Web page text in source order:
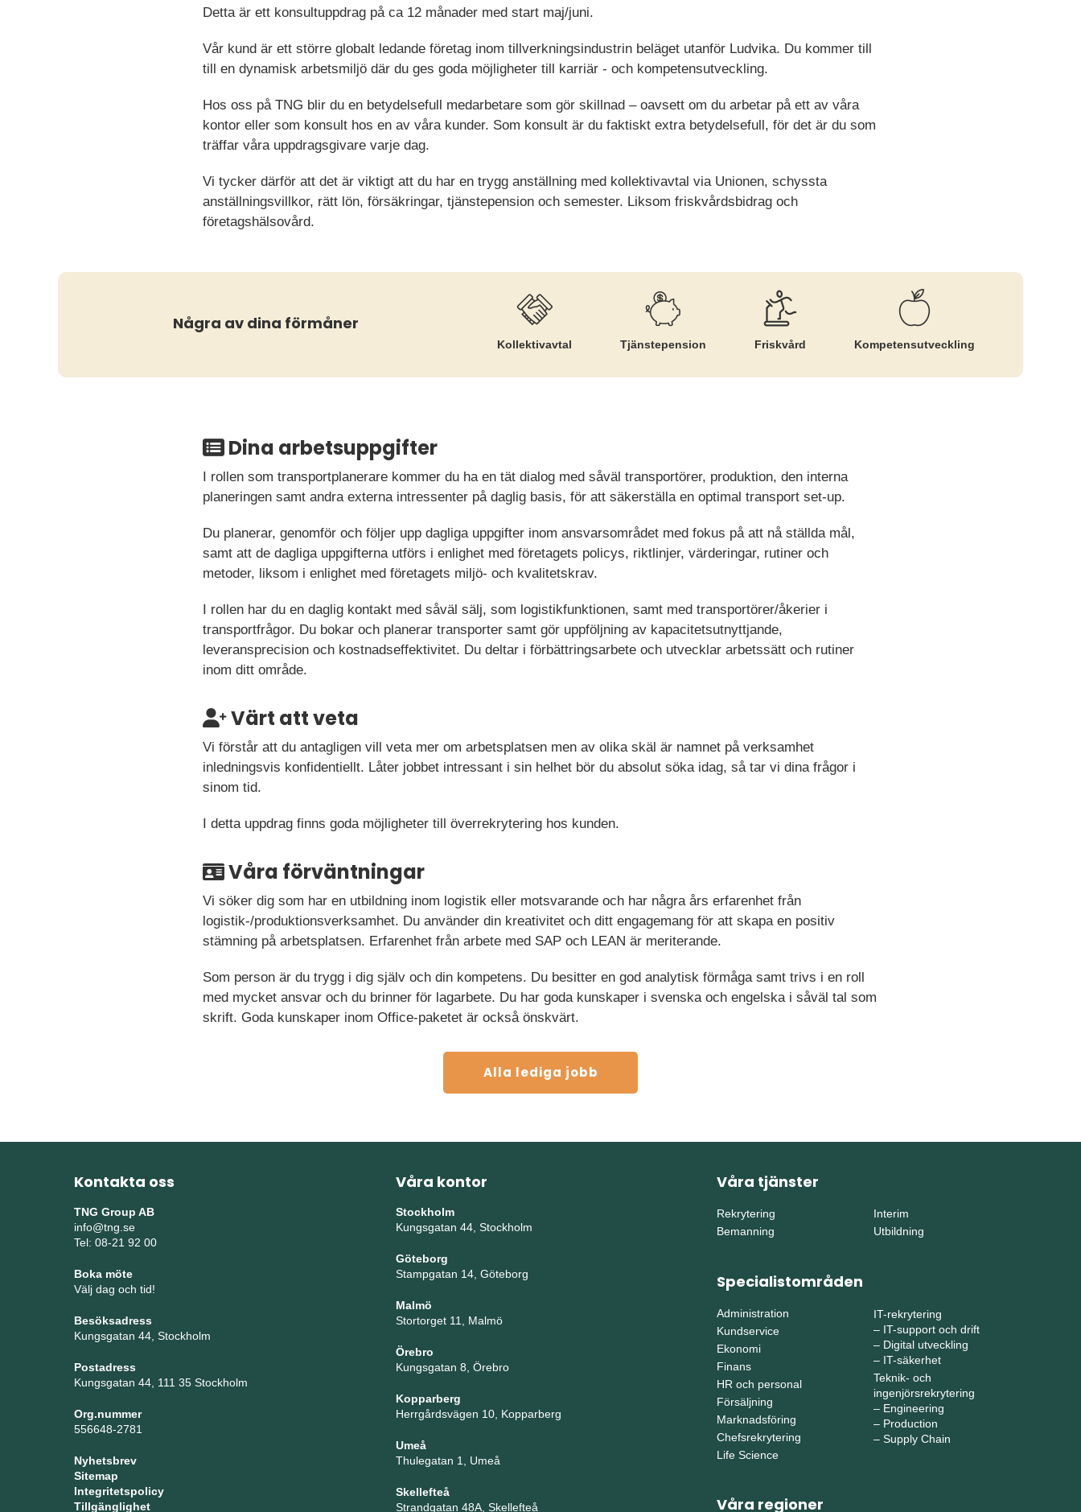
Detta är ett konsultuppdrag på ca 12 månader med start maj/juni.
Vår kund är ett större globalt ledande företag inom tillverkningsindustrin beläget utanför Ludvika. Du kommer till
till en dynamisk arbetsmiljö där du ges goda möjligheter till karriär - och kompetensutveckling.
Hos oss på TNG blir du en betydelsefull medarbetare som gör skillnad – oavsett om du arbetar på ett av våra
kontor eller som konsult hos en av våra kunder. Som konsult är du faktiskt extra betydelsefull, för det är du som
träffar våra uppdragsgivare varje dag.
Vi tycker därför att det är viktigt att du har en trygg anställning med kollektivavtal via Unionen, schyssta
anställningsvillkor, rätt lön, försäkringar, tjänstepension och semester. Liksom friskvårdsbidrag och
företagshälsovård.
Några av dina förmåner
Kollektiv­avtal Tjänste­pension Friskvård Kompetens­utveckling
Dina arbetsuppgifter
I rollen som transportplanerare kommer du ha en tät dialog med såväl transportörer, produktion, den interna
planeringen samt andra externa intressenter på daglig basis, för att säkerställa en optimal transport set-up.
Du planerar, genomför och följer upp dagliga uppgifter inom ansvarsområdet med fokus på att nå ställda mål,
samt att de dagliga uppgifterna utförs i enlighet med företagets policys, riktlinjer, värderingar, rutiner och
metoder, liksom i enlighet med företagets miljö- och kvalitetskrav.
I rollen har du en daglig kontakt med såväl sälj, som logistikfunktionen, samt med transportörer/åkerier i
transportfrågor. Du bokar och planerar transporter samt gör uppföljning av kapacitetsutnyttjande,
leveransprecision och kostnadseffektivitet. Du deltar i förbättringsarbete och utvecklar arbetssätt och rutiner
inom ditt område.
Värt att veta
Vi förstår att du antagligen vill veta mer om arbetsplatsen men av olika skäl är namnet på verksamhet
inledningsvis konfidentiellt. Låter jobbet intressant i sin helhet bör du absolut söka idag, så tar vi dina frågor i
sinom tid.
I detta uppdrag finns goda möjligheter till överrekrytering hos kunden.
Våra förväntningar
Vi söker dig som har en utbildning inom logistik eller motsvarande och har några års erfarenhet från
logistik-/produktionsverksamhet. Du använder din kreativitet och ditt engagemang för att skapa en positiv
stämning på arbetsplatsen. Erfarenhet från arbete med SAP och LEAN är meriterande.
Som person är du trygg i dig själv och din kompetens. Du besitter en god analytisk förmåga samt trivs i en roll
med mycket ansvar och du brinner för lagarbete. Du har goda kunskaper i svenska och engelska i såväl tal som
skrift. Goda kunskaper inom Office-paketet är också önskvärt.
Alla lediga jobb
Kontakta oss
TNG Group AB
info@tng.se
Tel: 08-21 92 00
Boka möte
Välj dag och tid!
Besöksadress
Kungsgatan 44, Stockholm
Postadress
Kungsgatan 44, 111 35 Stockholm
Org.nummer
556648-2781
Nyhetsbrev
Sitemap
Integritetspolicy
Tillgänglighet
Våra kontor
Stockholm
Kungsgatan 44, Stockholm
Göteborg
Stampgatan 14, Göteborg
Malmö
Stortorget 11, Malmö
Örebro
Kungsgatan 8, Örebro
Kopparberg
Herrgårdsvägen 10, Kopparberg
Umeå
Thulegatan 1, Umeå
Skellefteå
Strandgatan 48A, Skellefteå
Våra tjänster
Rekrytering
Bemanning
Interim
Utbildning
Specialistområden
Administration
Kundservice
Ekonomi
Finans
HR och personal
Försäljning
Marknadsföring
Chefsrekrytering
Life Science
IT-rekrytering
– IT-support och drift
– Digital utveckling
– IT-säkerhet
Teknik- och
ingenjörsrekrytering
– Engineering
– Production
– Supply Chain
Våra regioner